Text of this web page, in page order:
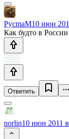
PycmaM10 июн
Как будто в
Ответить
norlin10 июн 2011